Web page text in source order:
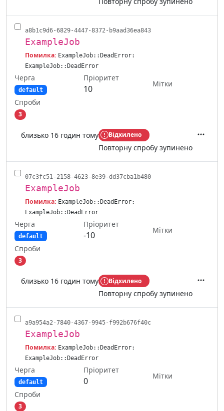
a8b1c9d6-6829-4447-8372-b9aad36ea843
ExampleJob
Помилка: ExampleJob::DeadError:
ExampleJob::DeadError
Черга
default
Пріоритет
10
Мітки
Спроби
3
близько 16 годин тому Відхилено
Повторну спробу зупинено
Дії
07c3fc51-2158-4623-8e39-dd37cba1b480
ExampleJob
Помилка: ExampleJob::DeadError:
ExampleJob::DeadError
Черга
default
Пріоритет
-10
Мітки
Спроби
3
близько 16 годин тому Відхилено
Повторну спробу зупинено
a9a954a2-7840-4367-9945-f992b676f40c
ExampleJob
Помилка: ExampleJob::DeadError:
ExampleJob::DeadError
Черга
default
Пріоритет
0
Мітки
Спроби
3